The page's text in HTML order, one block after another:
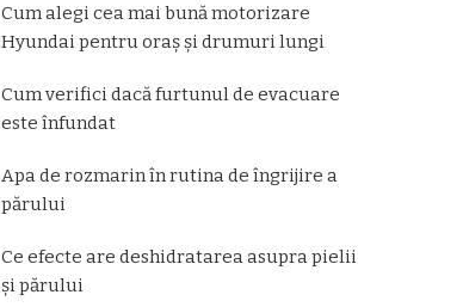
Cum alegi cea mai bună motorizare
Hyundai pentru oraș și drumuri lungi
Cum verifici dacă furtunul de evacuare
este înfundat
Apa de rozmarin în rutina de îngrijire a
părului
Ce efecte are deshidratarea asupra pielii
și părului